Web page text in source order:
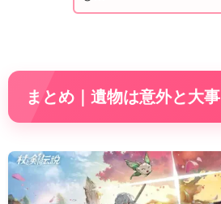
まとめ｜遺物は意外と大事